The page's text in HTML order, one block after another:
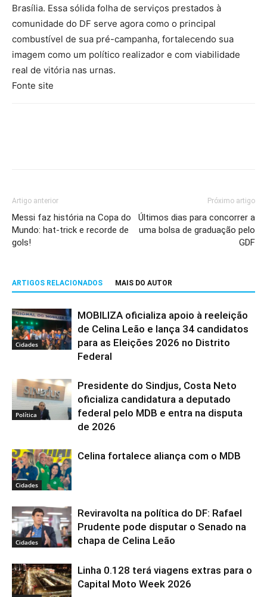
Brasília. Essa sólida folha de serviços prestados à
comunidade do DF serve agora como o principal
combustível de sua pré-campanha, fortalecendo sua
imagem como um político realizador e com viabilidade
real de vitória nas urnas.
Fonte site
Artigo anterior
Messi faz história na Copa do
Mundo: hat-trick e recorde de
gols!
Próximo artigo
Últimos dias para concorrer a
uma bolsa de graduação pelo
GDF
ARTIGOS RELACIONADOS MAIS DO AUTOR
Cidades
MOBILIZA oficializa apoio à reeleição
de Celina Leão e lança 34 candidatos
para as Eleições 2026 no Distrito
Federal
Política
Presidente do Sindjus, Costa Neto
oficializa candidatura a deputado
federal pelo MDB e entra na disputa
de 2026
Cidades
Celina fortalece aliança com o MDB
Cidades
Reviravolta na política do DF: Rafael
Prudente pode disputar o Senado na
chapa de Celina Leão
Linha 0.128 terá viagens extras para o
Capital Moto Week 2026